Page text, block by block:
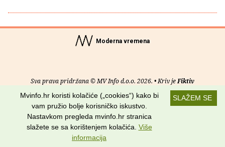
Moderna vremena
Sva prava pridržana © MV Info d.o.o. 2026. • Kriv jeFiktiv
Uvjeti korištenja RSS kanali
Potraži nas na:
SLAŽEM SE
Mvinfo.hr koristi kolačiće („cookies“) kako bi
vam pružio bolje korisničko iskustvo.
Nastavkom pregleda mvinfo.hr stranica
slažete se sa korištenjem kolačića. Više
informacija